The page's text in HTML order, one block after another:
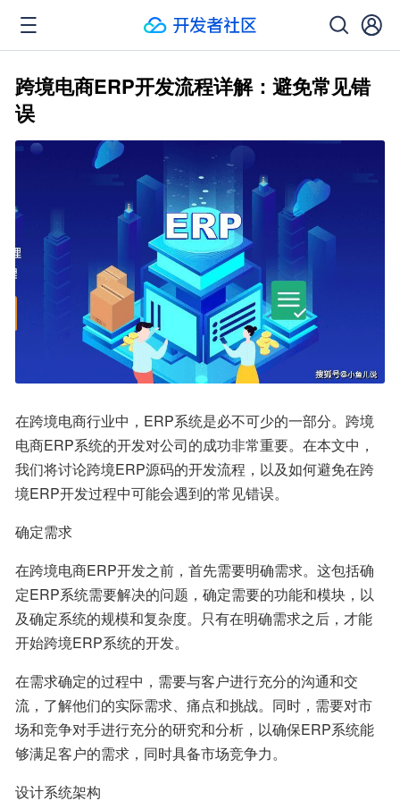
跨境电商ERP开发流程详解：避免常见错
误
在跨境电商行业中，ERP系统是必不可少的一部分。跨境
电商ERP系统的开发对公司的成功非常重要。在本文中，
我们将讨论跨境ERP源码的开发流程，以及如何避免在跨
境ERP开发过程中可能会遇到的常见错误。
确定需求
在跨境电商ERP开发之前，首先需要明确需求。这包括确
定ERP系统需要解决的问题，确定需要的功能和模块，以
及确定系统的规模和复杂度。只有在明确需求之后，才能
开始跨境ERP系统的开发。
在需求确定的过程中，需要与客户进行充分的沟通和交
流，了解他们的实际需求、痛点和挑战。同时，需要对市
场和竞争对手进行充分的研究和分析，以确保ERP系统能
够满足客户的需求，同时具备市场竞争力。
设计系统架构